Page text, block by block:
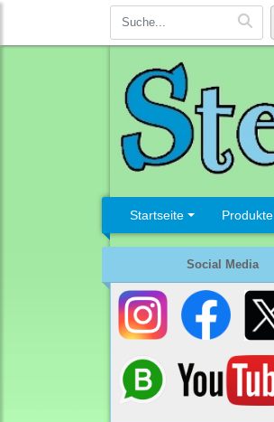
Startseite Produkte
Social Media